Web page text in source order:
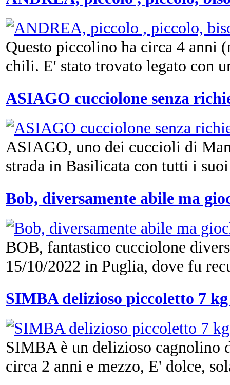
Questo piccolino ha circa 4 anni
chili. E' stato trovato legato con
ASIAGO cucciolone senza
ASIAGO, uno dei cuccioli di
strada in Basilicata con tutti i
Bob, diversamente abile ma
BOB, fantastico cucciolone
15/10/2022 in Puglia, dove fu
SIMBA delizioso piccoletto 7
SIMBA è un delizioso cagnolino
circa 2 anni e mezzo, E' dolce,